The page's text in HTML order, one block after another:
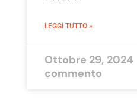
LEGGI TUTTO »
Ottobre 29, 2024
commento